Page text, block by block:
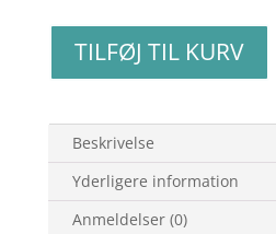
30x30
antal
TILFØJ TIL KURV
Beskrivelse
Yderligere information
Anmeldelser (0)